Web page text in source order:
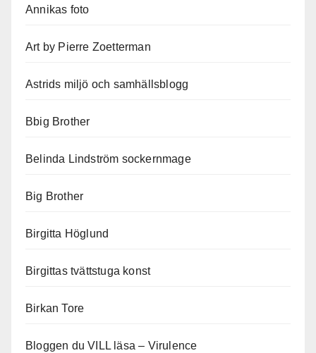
Annikas foto
Art by Pierre Zoetterman
Astrids miljö och samhällsblogg
Bbig Brother
Belinda Lindström sockernmage
Big Brother
Birgitta Höglund
Birgittas tvättstuga konst
Birkan Tore
Bloggen du VILL läsa – Virulence